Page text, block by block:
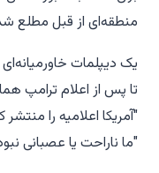
منطقه‌ای از قبل مطلع
یک دیپلمات خاورمیانه‌ای
تا پس از اعلام ترامپ
"آمریکا اعلامیه را
"ما ناراحت یا عصبانی